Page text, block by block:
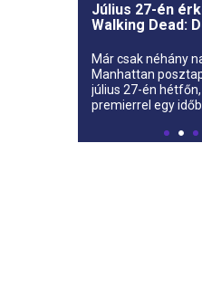
Július 27-én
Walking Dead:
Már csak néhány
Manhattan
július 27-én
premierrel egy
City harmadik